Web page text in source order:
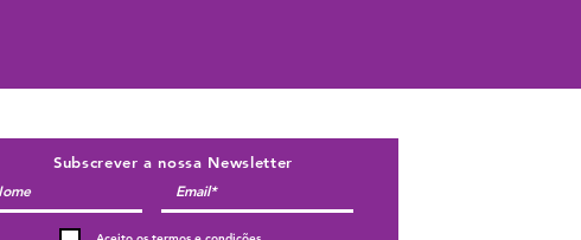
Subscrever a nossa Newsletter